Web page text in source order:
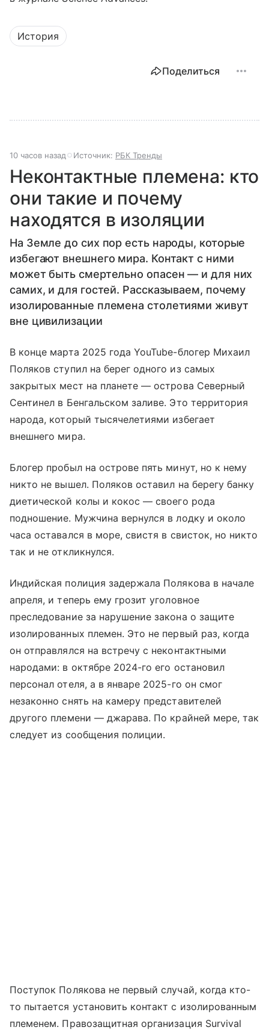
История
Поделиться
10 часов назад Источник: РБК Тренды
Неконтактные племена: кто
они такие и почему
находятся в изоляции
На Земле до сих пор есть народы, которые
избегают внешнего мира. Контакт с ними
может быть смертельно опасен — и для них
самих, и для гостей. Рассказываем, почему
изолированные племена столетиями живут
вне цивилизации
В конце марта 2025 года YouTube-блогер Михаил
Поляков ступил на берег одного из самых
закрытых мест на планете — острова Северный
Сентинел в Бенгальском заливе. Это территория
народа, который тысячелетиями избегает
внешнего мира.
Блогер пробыл на острове пять минут, но к нему
никто не вышел. Поляков оставил на берегу банку
диетической колы и кокос — своего рода
подношение. Мужчина вернулся в лодку и около
часа оставался в море, свистя в свисток, но никто
так и не откликнулся.
Индийская полиция задержала Полякова в начале
апреля, и теперь ему грозит уголовное
преследование за нарушение закона о защите
изолированных племен. Это не первый раз, когда
он отправлялся на встречу с неконтактными
народами: в октябре 2024-го его остановил
персонал отеля, а в январе 2025-го он смог
незаконно снять на камеру представителей
другого племени — джарава. По крайней мере, так
следует из сообщения полиции.
Поступок Полякова не первый случай, когда кто-
то пытается установить контакт с изолированным
племенем. Правозащитная организация Survival